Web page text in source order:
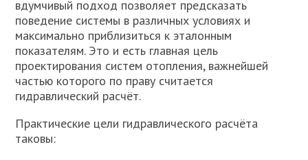
вдумчивый подход позволяет предсказать
поведение системы в различных условиях и
максимально приблизиться к эталонным
показателям. Это и есть главная цель
проектирования систем отопления, важнейшей
частью которого по праву считается
гидравлический расчёт.
Практические цели гидравлического расчёта
таковы: